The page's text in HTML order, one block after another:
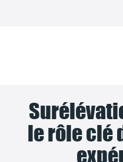
le rôle clé